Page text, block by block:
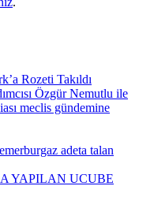
Rozeti Takıldı
Özgür Nemutlu ile
meclis gündemine
adeta talan
YAPILAN UCUBE